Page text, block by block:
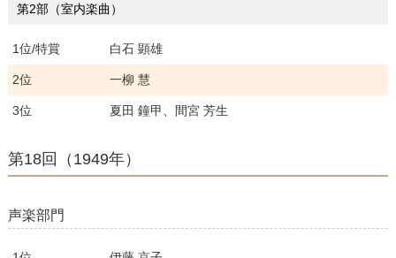
第2部（室内楽曲）
1位/特賞 白石 顕雄
2位 一柳 慧
3位 夏田 鐘甲、間宮 芳生
第18回（1949年）
声楽部門